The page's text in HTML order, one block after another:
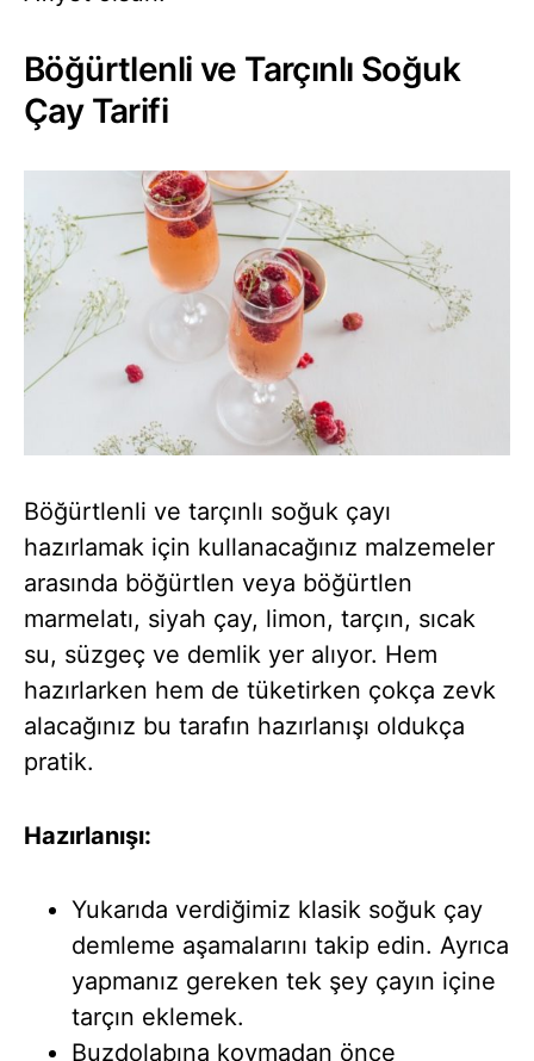
Böğürtlenli ve Tarçınlı Soğuk
Çay Tarifi
Böğürtlenli ve tarçınlı soğuk çayı
hazırlamak için kullanacağınız malzemeler
arasında böğürtlen veya böğürtlen
marmelatı, siyah çay, limon, tarçın, sıcak
su, süzgeç ve demlik yer alıyor. Hem
hazırlarken hem de tüketirken çokça zevk
alacağınız bu tarafın hazırlanışı oldukça
pratik.
Hazırlanışı:
Yukarıda verdiğimiz klasik soğuk çay
demleme aşamalarını takip edin. Ayrıca
yapmanız gereken tek şey çayın içine
tarçın eklemek.
Buzdolabına koymadan önce